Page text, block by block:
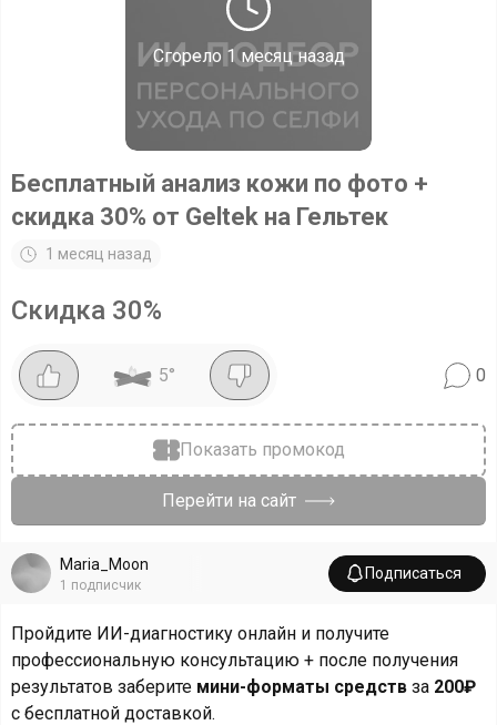
Сгорело 1 месяц назад
Бесплатный анализ кожи по фото +
скидка 30% от Geltek на Гельтек
1 месяц назад
Скидка 30%
5° 0
Показать промокод
Перейти на сайт
Maria_Moon
1 подписчик
Подписаться
Пройдите ИИ-диагностику онлайн и получите
профессиональную консультацию + после получения
результатов заберите мини-форматы средств за 200₽
с бесплатной доставкой.